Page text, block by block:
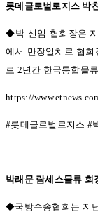
롯데글로벌로지스 박
◆박 신임 협회장은
에서 만장일치로 협회
로 2년간 한국통합물
https://
#롯데글로벌로지스 #
박래문 람세스물류 회
◆국방수송협회는 지